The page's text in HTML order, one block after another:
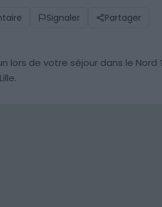
Signaler Partager
lors de votre séjour dans le